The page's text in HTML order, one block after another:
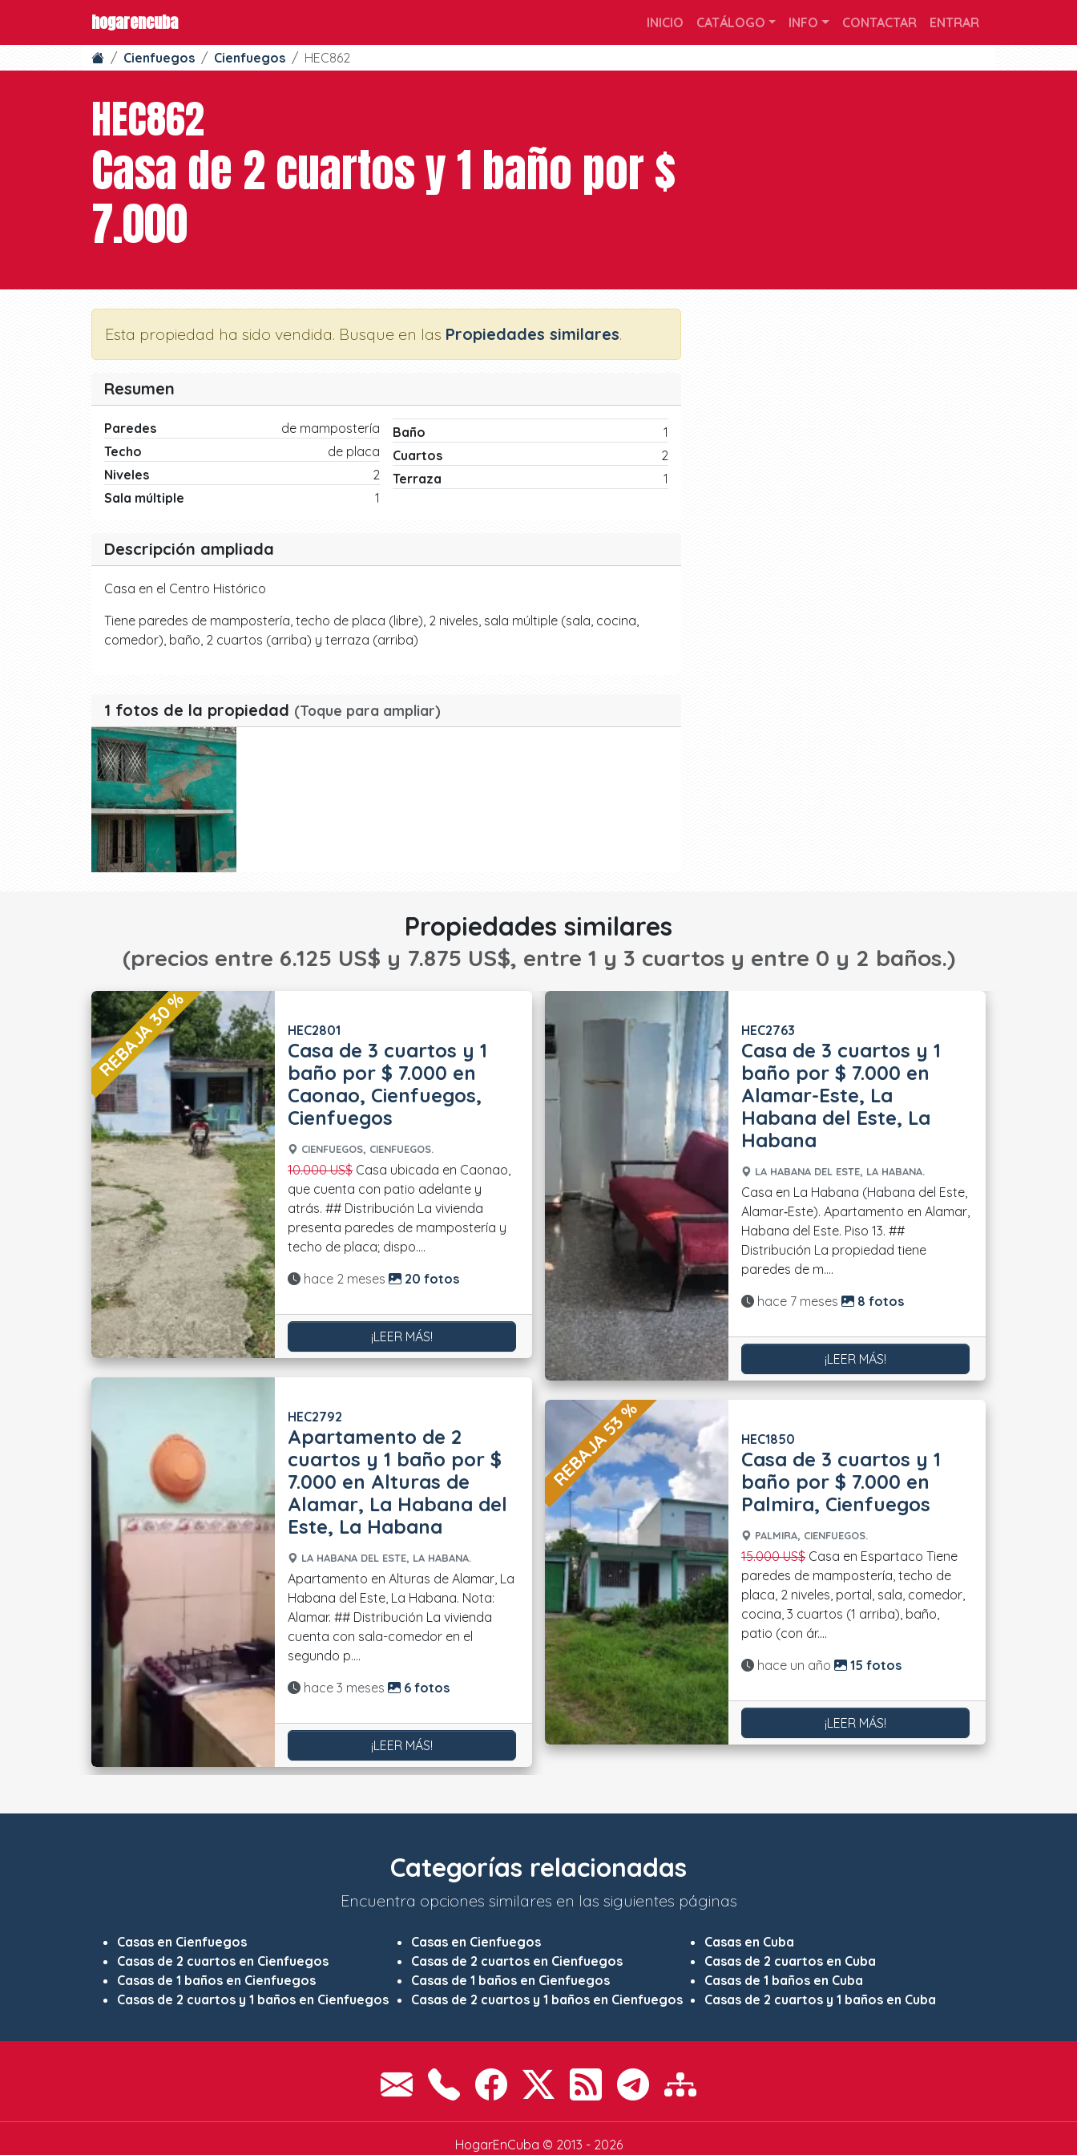
hogarencuba INICIO CATÁLOGO INFO CONTACTAR ENTRAR
Cienfuegos Cienfuegos HEC862
HEC862
Casa de 2 cuartos y 1 baño por $
7.000
Esta propiedad ha sido vendida. Busque en las Propiedades similares.
Resumen
Paredes
de mampostería
Techo
de placa
Niveles
2
Sala múltiple
1
Baño
1
Cuartos
2
Terraza
1
Descripción ampliada
Casa en el Centro Histórico
Tiene paredes de mampostería, techo de placa (libre), 2 niveles, sala múltiple (sala, cocina,
comedor), baño, 2 cuartos (arriba) y terraza (arriba)
1 fotos de la propiedad (Toque para ampliar)
Propiedades similares
(precios entre 6.125 US$ y 7.875 US$, entre 1 y 3 cuartos y entre 0 y 2 baños.)
REBAJA 30 % HEC2801
Casa de 3 cuartos y 1
baño por $ 7.000 en
Caonao, Cienfuegos,
Cienfuegos
CIENFUEGOS, CIENFUEGOS.
10.000 US$Casa ubicada en Caonao,
que cuenta con patio adelante y
atrás. ## Distribución La vivienda
presenta paredes de mampostería y
techo de placa; dispo....
Actualizado:
hace 2 meses 20 fotos
¡LEER MÁS!
HEC2792
Apartamento de 2
cuartos y 1 baño por $
7.000 en Alturas de
Alamar, La Habana del
Este, La Habana
LA HABANA DEL ESTE, LA HABANA.
Apartamento en Alturas de Alamar, La
Habana del Este, La Habana. Nota:
Alamar. ## Distribución La vivienda
cuenta con sala-comedor en el
segundo p....
Actualizado:
hace 3 meses 6 fotos
¡LEER MÁS!
HEC2763
Casa de 3 cuartos y 1
baño por $ 7.000 en
Alamar-Este, La
Habana del Este, La
Habana
LA HABANA DEL ESTE, LA HABANA.
Casa en La Habana (Habana del Este,
Alamar‑Este). Apartamento en Alamar,
Habana del Este. Piso 13. ##
Distribución La propiedad tiene
paredes de m....
Actualizado:
hace 7 meses 8 fotos
¡LEER MÁS!
REBAJA 53 % HEC1850
Casa de 3 cuartos y 1
baño por $ 7.000 en
Palmira, Cienfuegos
PALMIRA, CIENFUEGOS.
15.000 US$Casa en Espartaco Tiene
paredes de mampostería, techo de
placa, 2 niveles, portal, sala, comedor,
cocina, 3 cuartos (1 arriba), baño,
patio (con ár....
Actualizado:
hace un año 15 fotos
¡LEER MÁS!
Categorías relacionadas
Encuentra opciones similares en las siguientes páginas
Casas en Cienfuegos
Casas de 2 cuartos en Cienfuegos
Casas de 1 baños en Cienfuegos
Casas de 2 cuartos y 1 baños en Cienfuegos
Casas en Cienfuegos
Casas de 2 cuartos en Cienfuegos
Casas de 1 baños en Cienfuegos
Casas de 2 cuartos y 1 baños en Cienfuegos
Casas en Cuba
Casas de 2 cuartos en Cuba
Casas de 1 baños en Cuba
Casas de 2 cuartos y 1 baños en Cuba
HogarEnCuba © 2013 - 2026